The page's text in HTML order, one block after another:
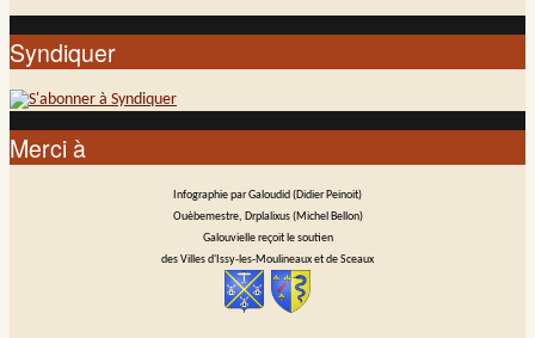
Syndiquer
Merci à
Infographie par Galoudid (Didier Peinoit)
Ouèbemestre, Drplalixus (Michel Bellon)
Galouvielle reçoit le soutien
des Villes d'Issy-les-Moulineaux et de Sceaux